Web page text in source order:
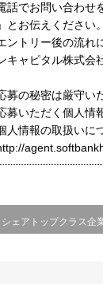
話でお問い合わせ
とお伝えください。
ントリー後の流れ
キャピタル株式会
の秘密は厳守い
いただく個人情
人情報の取扱いに
http://
シェアトップクラス企